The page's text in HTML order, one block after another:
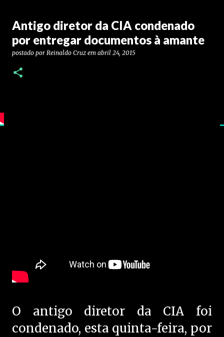
Antigo diretor da CIA condenado
por entregar documentos à amante
postado por Reinaldo Cruz em abril 24, 2015
O antigo diretor da CIA foi
condenado, esta quinta-feira, por